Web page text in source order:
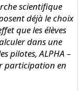
scientifique
déjà le choix
que les élèves
dans une
pilotes, ALPHA –
participation en